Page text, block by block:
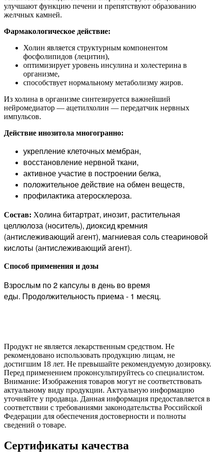
улучшают функцию печени и препятствуют образованию
желчных камней.
Фармакологическое действие:
Холин является структурным компонентом
фосфолипидов (лецитин),
оптимизирует уровень инсулина и холестерина в
организме,
способствует нормальному метаболизму жиров.
Из холина в организме синтезируется важнейший
нейромедиатор — ацетилхолин — передатчик нервных
импульсов.
Действие инозитола многогранно:
укрепление клеточных мембран,
восстановление нервной ткани,
активное участие в построении белка,
положительное действие на обмен веществ,
профилактика атеросклероза.
Состав: Холина битартрат, инозит, растительная
целлюлоза (носитель), диоксид кремния
(антислеживающий агент), магниевая соль стеариновой
кислоты (антислеживающий агент).
Способ применения и дозы
Взрослым по 2 капсулы в день во время
еды. Продолжительность приема - 1 месяц.
Продукт не является лекарственным средством. Не
рекомендовано использовать продукцию лицам, не
достигшим 18 лет. Не превышайте рекомендуемую дозировку.
Перед применением проконсультируйтесь со специалистом.
Внимание: Изображения товаров могут не соответствовать
актуальному виду продукции. Актуальную информацию
уточняйте у продавца. Данная информация предоставляется в
соответствии с требованиями законодательства Российской
Федерации для обеспечения достоверности и полноты
сведений о товаре.
Сертификаты качества